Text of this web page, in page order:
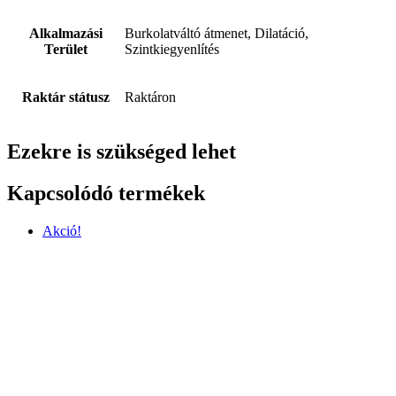
Alkalmazási
Terület
Burkolatváltó átmenet, Dilatáció,
Szintkiegyenlítés
Raktár státusz Raktáron
Ezekre is szükséged lehet
Kapcsolódó termékek
Akció!